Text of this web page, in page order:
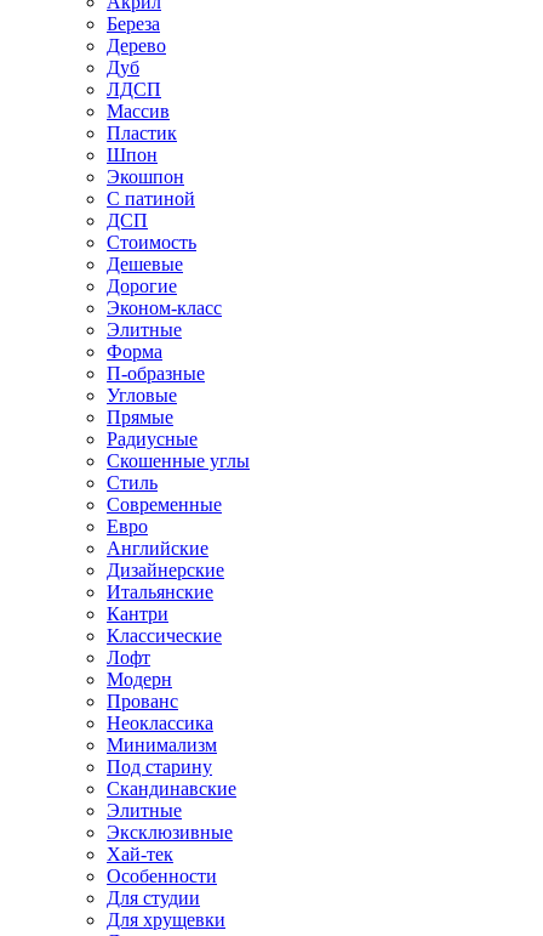
Береза
Дерево
Дуб
ЛДСП
Массив
Пластик
Шпон
Экошпон
С патиной
ДСП
Стоимость
Дешевые
Дорогие
Эконом-класс
Элитные
Форма
П-образные
Угловые
Прямые
Радиусные
Скошенные углы
Стиль
Современные
Евро
Английские
Дизайнерские
Итальянские
Кантри
Классические
Лофт
Модерн
Прованс
Неоклассика
Минимализм
Под старину
Скандинавские
Элитные
Эксклюзивные
Хай-тек
Особенности
Для студии
Для хрущевки